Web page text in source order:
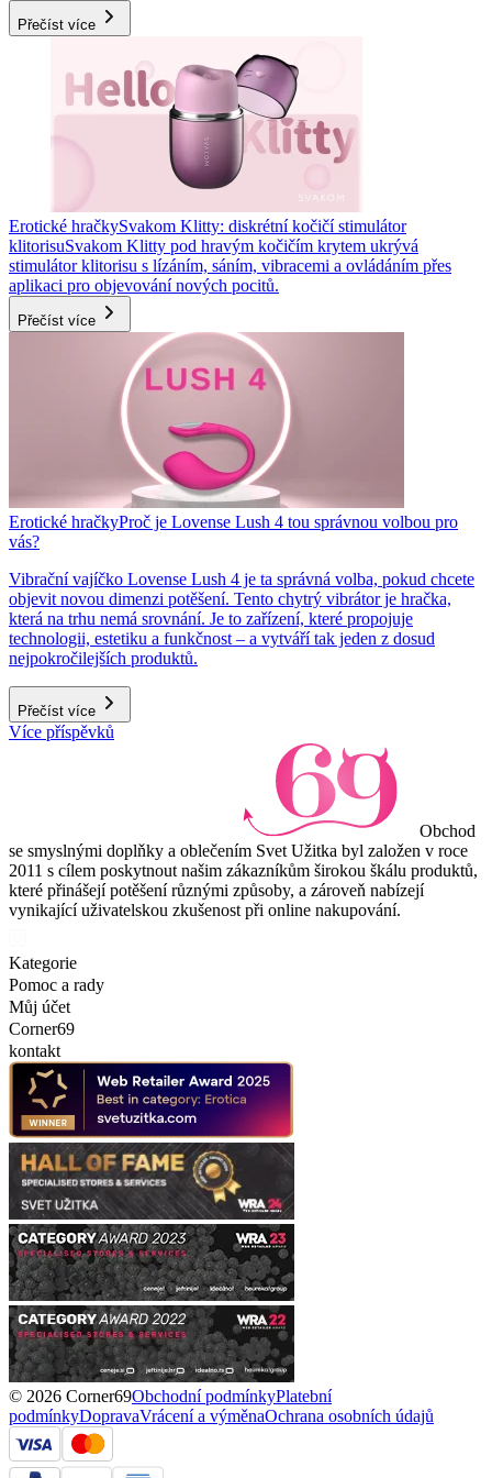
Přečíst více
Erotické hračkySvakom Klitty: diskrétní kočičí stimulátor
klitorisuSvakom Klitty pod hravým kočičím krytem ukrývá
stimulátor klitorisu s lízáním, sáním, vibracemi a ovládáním přes
aplikaci pro objevování nových pocitů.
Přečíst více
Erotické hračkyProč je Lovense Lush 4 tou správnou volbou pro
vás?
Vibrační vajíčko Lovense Lush 4 je ta správná volba, pokud chcete
objevit novou dimenzi potěšení. Tento chytrý vibrátor je hračka,
která na trhu nemá srovnání. Je to zařízení, které propojuje
technologii, estetiku a funkčnost – a vytváří tak jeden z dosud
nejpokročilejších produktů.
Přečíst více
Více příspěvků
Obchod
se smyslnými doplňky a oblečením Svet Užitka byl založen v roce
2011 s cílem poskytnout našim zákazníkům širokou škálu produktů,
které přinášejí potěšení různými způsoby, a zároveň nabízejí
vynikající uživatelskou zkušenost při online nakupování.
Kategorie
Pomoc a rady
Můj účet
Corner69
kontakt
© 2026 Corner69Obchodní podmínkyPlatební
podmínkyDopravaVrácení a výměnaOchrana osobních údajů